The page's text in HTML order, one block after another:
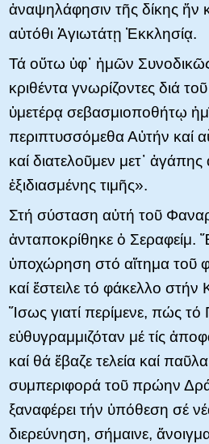
ἀναψηλάφησιν τῆς δίκης ἥν
αὐτόθι Ἁγιωτάτῃ Ἐκκλησίᾳ.
Τά οὕτω ὑφ᾿ ἡμῶν
κριθέντα γνωρίζοντες διά
ὑμετέρᾳ σεβασμιοποθήτῳ
περιπτυσσόμεθα Αὐτήν καί
καί διατελοῦμεν μετ᾿ ἀγάπης
ἐξιδιασμένης τιμῆς».
Στή σύσταση αὐτή τοῦ
ἀνταποκρίθηκε ὁ Σεραφείμ.
ὑποχώρηση στό αἴτημα τοῦ
καί ἔστειλε τό φάκελλο
Ἴσως γιατί περίμενε, πώς τό
εὐθυγραμμιζόταν μέ τίς
καί θά ἔβαζε τελεία καί
συμπεριφορά τοῦ πρώην
ξαναφέρει τήν ὑπόθεση σέ
διερεύνηση, σήμαινε,